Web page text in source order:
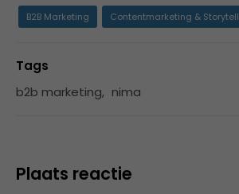
B2B Marketing Contentmarketing &
Tags
b2b marketing, nima
Plaats reactie